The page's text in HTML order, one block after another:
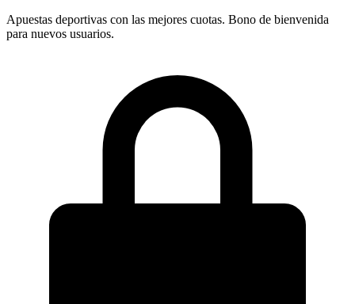
Apuestas deportivas con las mejores cuotas. Bono de bienvenida
para nuevos usuarios.